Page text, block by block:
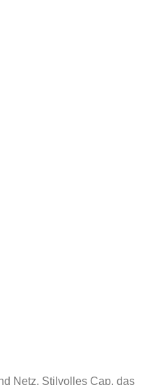
Netz. Stilvolles Cap, das